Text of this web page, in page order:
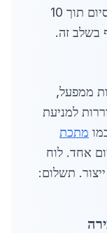
לטון, מוכנים עם תיעוד. לוח זמנים: סיום תוך 10
בשלב זה.
מוצקין תוך 2-4 שעות ממפעל,
למניעת
מתכת
אחד. לוח
מסיום ייצור. תשלום: